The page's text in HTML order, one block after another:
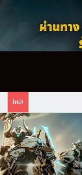
ใหม่!